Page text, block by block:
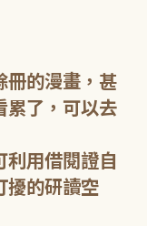
的漫畫，甚
累了，可以去
利用借閱證自
擾的研讀空